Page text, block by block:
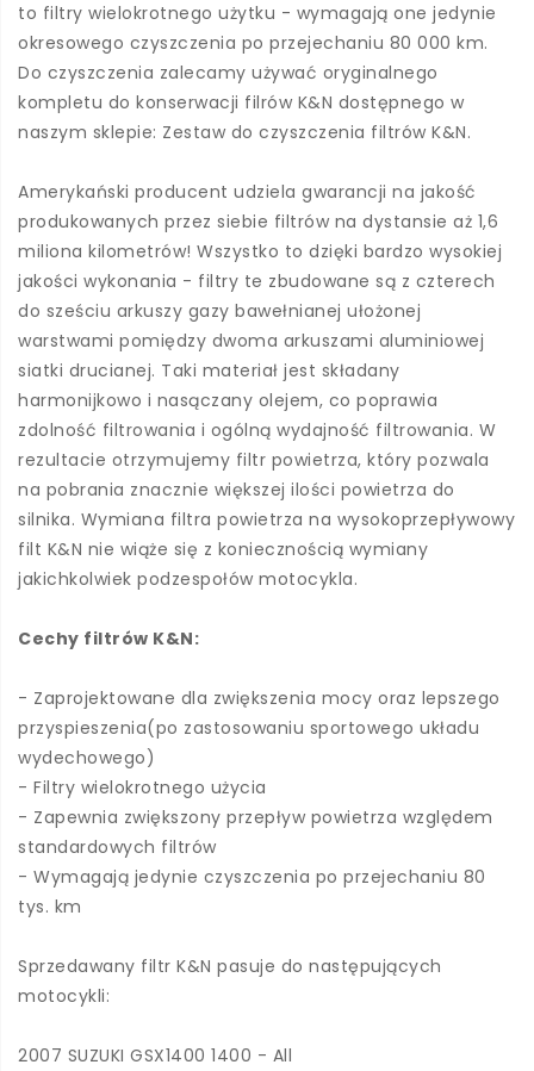
to filtry wielokrotnego użytku - wymagają one jedynie
okresowego czyszczenia po przejechaniu 80 000 km.
Do czyszczenia zalecamy używać oryginalnego
kompletu do konserwacji filrów K&N dostępnego w
naszym sklepie: Zestaw do czyszczenia filtrów K&N.
Amerykański producent udziela gwarancji na jakość
produkowanych przez siebie filtrów na dystansie aż 1,6
miliona kilometrów! Wszystko to dzięki bardzo wysokiej
jakości wykonania - filtry te zbudowane są z czterech
do sześciu arkuszy gazy bawełnianej ułożonej
warstwami pomiędzy dwoma arkuszami aluminiowej
siatki drucianej. Taki materiał jest składany
harmonijkowo i nasączany olejem, co poprawia
zdolność filtrowania i ogólną wydajność filtrowania. W
rezultacie otrzymujemy filtr powietrza, który pozwala
na pobrania znacznie większej ilości powietrza do
silnika. Wymiana filtra powietrza na wysokoprzepływowy
filt K&N nie wiąże się z koniecznością wymiany
jakichkolwiek podzespołów motocykla.
Cechy filtrów K&N:
- Zaprojektowane dla zwiększenia mocy oraz lepszego
przyspieszenia(po zastosowaniu sportowego układu
wydechowego)
- Filtry wielokrotnego użycia
- Zapewnia zwiększony przepływ powietrza względem
standardowych filtrów
- Wymagają jedynie czyszczenia po przejechaniu 80
tys. km
Sprzedawany filtr K&N pasuje do następujących
motocykli:
2007 SUZUKI GSX1400 1400 - All